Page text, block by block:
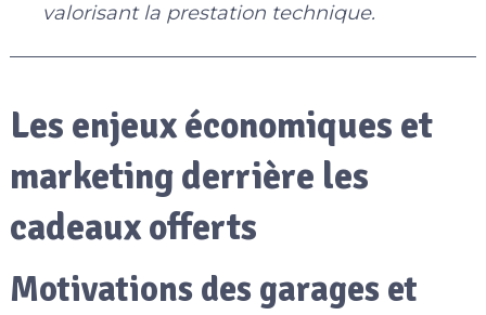
valorisant la prestation technique.
Les enjeux économiques et
marketing derrière les
cadeaux offerts
Motivations des garages et